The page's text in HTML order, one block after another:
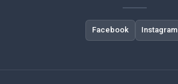
Facebook Instagram